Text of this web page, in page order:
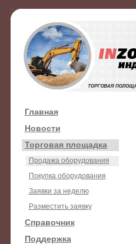
Главная
Новости
Торговая площадка
Продажа оборудования
Покупка оборудования
Заявки за неделю
Разместить заявку
Справочник
Поддержка